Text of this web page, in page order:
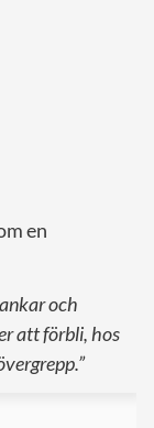
en
och
att förbli, hos